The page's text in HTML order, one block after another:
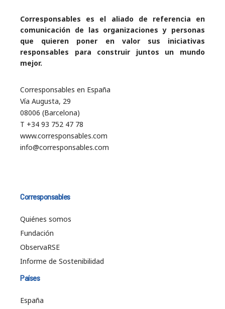
Corresponsables es el aliado de referencia en
comunicación de las organizaciones y personas
que quieren poner en valor sus iniciativas
responsables para construir juntos un mundo
mejor.
Corresponsables en España
Vía Augusta, 29
08006 (Barcelona)
T +34 93 752 47 78
www.corresponsables.com
info@corresponsables.com
Corresponsables
Quiénes somos
Fundación
ObservaRSE
Informe de Sostenibilidad
Países
España